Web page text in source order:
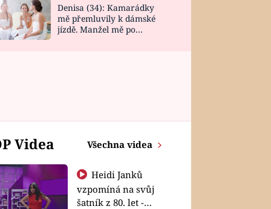
Denisa (34): Kamarádky
mě přemluvily k dámské
jízdě. Manžel mě po
Videa Všechna videa
Heidi Janků
vzpomíná na svůj
šatník z 80. let -